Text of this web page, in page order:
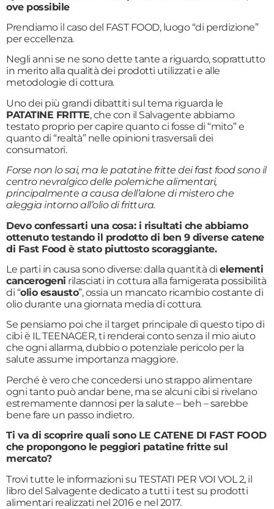
ove possibile
Prendiamo il caso del FAST FOOD, luogo “di perdizione”
per eccellenza.
Negli anni se ne sono dette tante a riguardo, soprattutto
in merito alla qualità dei prodotti utilizzati e alle
metodologie di cottura.
Uno dei più grandi dibattiti sul tema riguarda le
PATATINE FRITTE, che con il Salvagente abbiamo
testato proprio per capire quanto ci fosse di “mito” e
quanto di “realtà” nelle opinioni trasversali dei
consumatori.
Forse non lo sai, ma le patatine fritte dei fast food sono il
centro nevralgico delle polemiche alimentari,
principalmente a causa dell’alone di mistero che
aleggia intorno all’olio di frittura.
Devo confessarti una cosa: i risultati che abbiamo
ottenuto testando il prodotto di ben 9 diverse catene
di Fast Food è stato piuttosto scoraggiante.
Le parti in causa sono diverse: dalla quantità di elementi
cancerogeni rilasciati in cottura alla famigerata possibilità
di “olio esausto”, ossia un mancato ricambio costante di
olio durante una giornata media di cottura.
Se pensiamo poi che il target principale di questo tipo di
cibi è IL TEENAGER, ti renderai conto senza il mio aiuto
che ogni allarma, dubbio o potenziale pericolo per la
salute assume importanza maggiore.
Perché è vero che concedersi uno strappo alimentare
ogni tanto può andar bene, ma se alcuni cibi si rivelano
estremamente dannosi per la salute – beh – sarebbe
bene fare un passo indietro.
Ti va di scoprire quali sono LE CATENE DI FAST FOOD
che propongono le peggiori patatine fritte sul
mercato?
Trovi tutte le informazioni su TESTATI PER VOI VOL 2, il
libro del Salvagente dedicato a tutti i test su prodotti
alimentari realizzati nel 2016 e nel 2017.